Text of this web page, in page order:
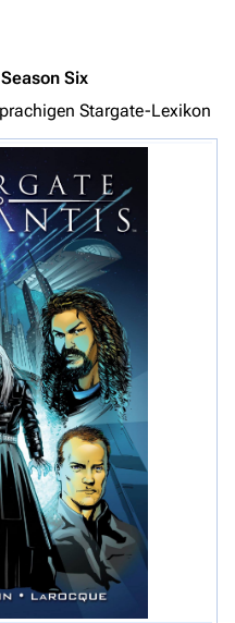
346.468
Six
Stargate-Lexikon